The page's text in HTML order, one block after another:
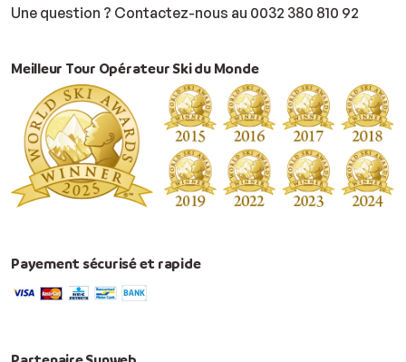
Une question ? Contactez-nous au 0032 380 810 92
Meilleur Tour Opérateur Ski du Monde
Payement sécurisé et rapide